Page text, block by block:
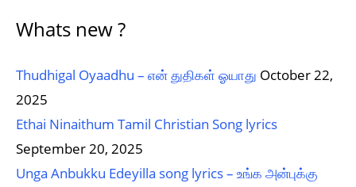
Whats new ?
Thudhigal Oyaadhu – என் துதிகள் ஓயாது October 22,
2025
Ethai Ninaithum Tamil Christian Song lyrics
September 20, 2025
Unga Anbukku Edeyilla song lyrics – உங்க அன்புக்கு